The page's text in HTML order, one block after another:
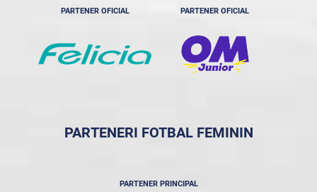
PARTENER OFICIAL PARTENER OFICIAL
PARTENERI FOTBAL FEMININ
PARTENER PRINCIPAL